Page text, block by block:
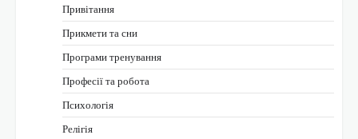
Привітання
Прикмети та сни
Програми тренування
Професії та робота
Психологія
Релігія